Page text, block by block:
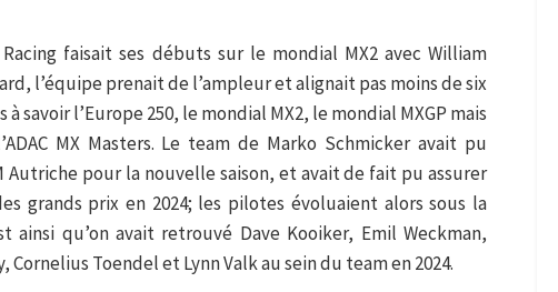
faisait ses débuts sur le mondial MX2 avec William
l’équipe prenait de l’ampleur et alignait pas moins de six
savoir l’Europe 250, le mondial MX2, le mondial MXGP mais
MX Masters. Le team de Marko Schmicker avait pu
pour la nouvelle saison, et avait de fait pu assurer
grands prix en 2024; les pilotes évoluaient alors sous la
ainsi qu’on avait retrouvé Dave Kooiker, Emil Weckman,
Toendel et Lynn Valk au sein du team en 2024.